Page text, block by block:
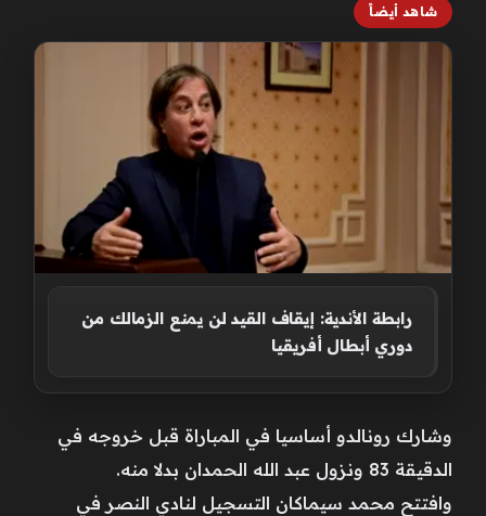
شاهد أيضاً
رابطة الأندية: إيقاف القيد لن يمنع الزمالك من
دوري أبطال أفريقيا
وشارك رونالدو أساسيا في المباراة قبل خروجه في
الدقيقة 83 ونزول عبد الله الحمدان بدلا منه.
وافتتح محمد سيماكان التسجيل لنادي النصر في